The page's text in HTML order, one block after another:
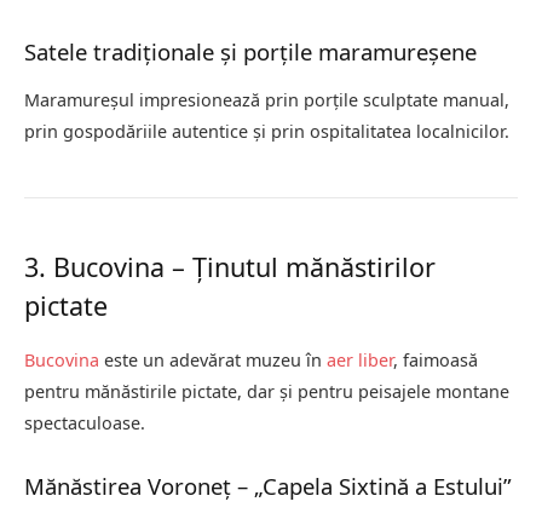
Satele tradiționale și porțile maramureșene
Maramureșul impresionează prin porțile sculptate manual,
prin gospodăriile autentice și prin ospitalitatea localnicilor.
3. Bucovina – Ținutul mănăstirilor
pictate
Bucovina este un adevărat muzeu în aer liber, faimoasă
pentru mănăstirile pictate, dar și pentru peisajele montane
spectaculoase.
Mănăstirea Voroneț – „Capela Sixtină a Estului”